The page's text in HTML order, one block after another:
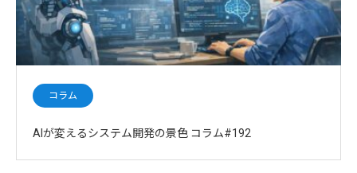
コラム
AIが変えるシステム開発の景色 コラム#192